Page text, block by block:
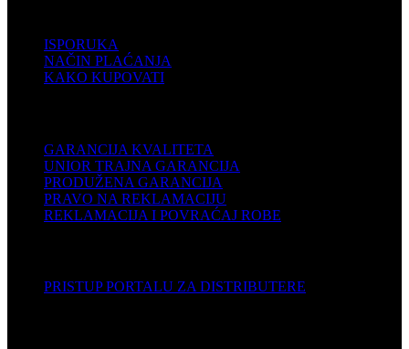
ISPORUKA
NAČIN PLAĆANJA
KAKO KUPOVATI
GARANCIJA KVALITETA
UNIOR TRAJNA GARANCIJA
PRODUŽENA GARANCIJA
PRAVO NA REKLAMACIJU
REKLAMACIJA I POVRAĆAJ ROBE
PRISTUP PORTALU ZA DISTRIBUTERE